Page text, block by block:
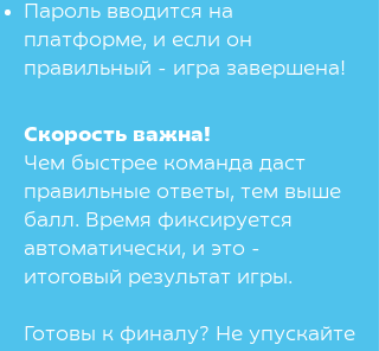
Пароль вводится на
платформе, и если он
правильный - игра завершена!
Скорость важна!
Чем быстрее команда даст
правильные ответы, тем выше
балл. Время фиксируется
автоматически, и это -
итоговый результат игры.
Готовы к финалу? Не упускайте